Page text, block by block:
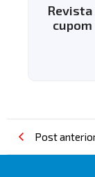
Revista
Post